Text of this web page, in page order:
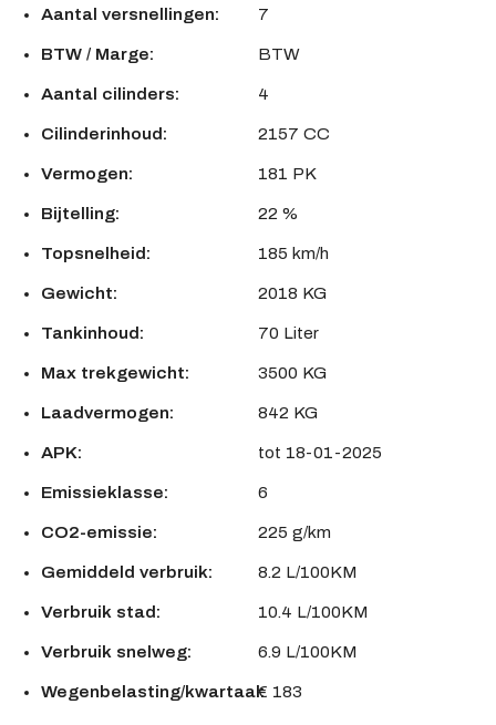
Aantal versnellingen: 7
BTW / Marge: BTW
Aantal cilinders: 4
Cilinderinhoud: 2157 CC
Vermogen: 181 PK
Bijtelling: 22 %
Topsnelheid: 185 km/h
Gewicht: 2018 KG
Tankinhoud: 70 Liter
Max trekgewicht: 3500 KG
Laadvermogen: 842 KG
APK: tot 18-01-2025
Emissieklasse: 6
CO2-emissie: 225 g/km
Gemiddeld verbruik: 8.2 L/100KM
Verbruik stad: 10.4 L/100KM
Verbruik snelweg: 6.9 L/100KM
Wegenbelasting/kwartaal:€ 183